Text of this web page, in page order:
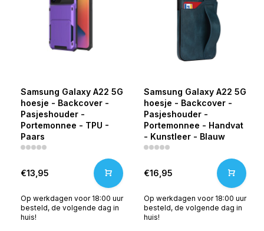
Samsung Galaxy A22 5G
hoesje - Backcover -
Pasjeshouder -
Portemonnee - TPU -
Paars
€13,95
Op werkdagen voor 18:00 uur
besteld, de volgende dag in
huis!
Samsung Galaxy A22 5G
hoesje - Backcover -
Pasjeshouder -
Portemonnee - Handvat
- Kunstleer - Blauw
€16,95
Op werkdagen voor 18:00 uur
besteld, de volgende dag in
huis!